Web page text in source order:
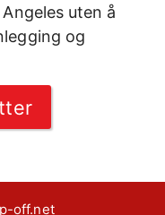
uten å
og
off.net